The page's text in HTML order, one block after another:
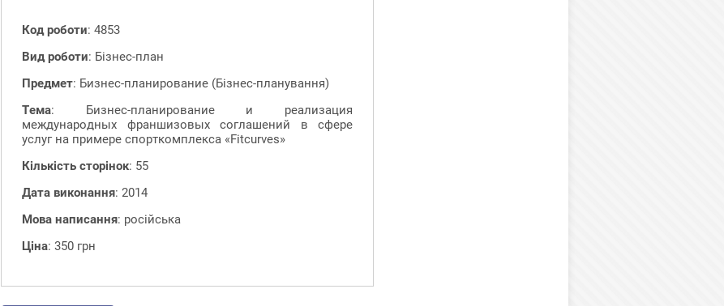
Код роботи: 4853
Вид роботи: Бізнес-план
Предмет: Бизнес-планирование (Бізнес-планування)
Тема: Бизнес-планирование и реализация
международных франшизовых соглашений в сфере
услуг на примере спорткомплекса «Fitcurves»
Кількість сторінок: 55
Дата виконання: 2014
Мова написання: російська
Ціна: 350 грн